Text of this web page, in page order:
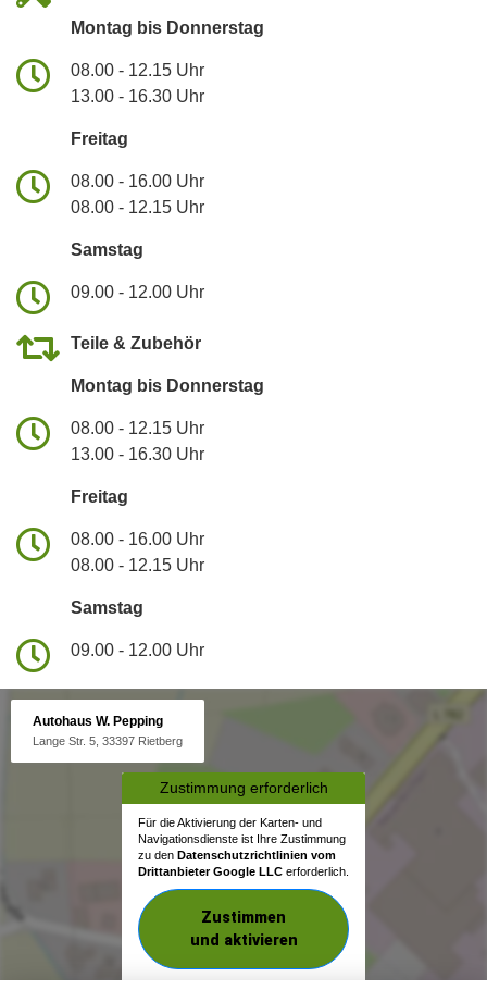
Montag bis Donnerstag
08.00 - 12.15 Uhr
13.00 - 16.30 Uhr
Freitag
08.00 - 16.00 Uhr
08.00 - 12.15 Uhr
Samstag
09.00 - 12.00 Uhr
Teile & Zubehör
Montag bis Donnerstag
08.00 - 12.15 Uhr
13.00 - 16.30 Uhr
Freitag
08.00 - 16.00 Uhr
08.00 - 12.15 Uhr
Samstag
09.00 - 12.00 Uhr
Autohaus W. Pepping
Lange Str. 5, 33397 Rietberg
Zustimmung erforderlich
Für die Aktivierung der Karten- und
Navigationsdienste ist Ihre Zustimmung
zu den Datenschutzrichtlinien vom
Drittanbieter Google LLC erforderlich.
Zustimmen
und aktivieren